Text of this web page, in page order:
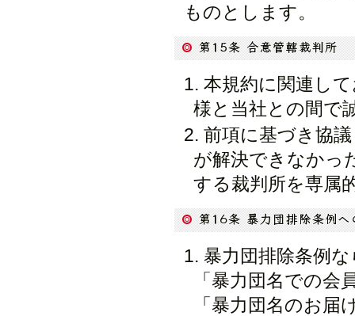
ものとします。
本規約に関連し
様と当社との間で
前項に基づき協
が解決できなかっ
する裁判所を専属
暴力団排除条例
「暴力団名での
「暴力団名のお